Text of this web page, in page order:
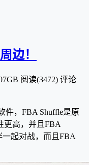
边！
阅读(3472) 评论
件，FBA Shuffle是原
更高，并且FBA
起对战，而且FBA